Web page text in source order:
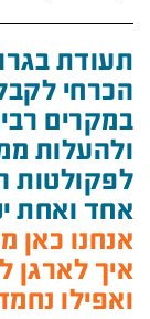
תעודת
הכרחי
במקרים
ולהעלות
לפקולטות
אחד ואחת
אנחנו כאן מאז 1948 ואנחנו
איך לארגן
ואפילו